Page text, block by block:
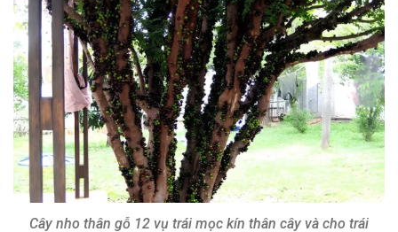
Cây nho thân gỗ 12 vụ trái mọc kín thân cây và cho trái